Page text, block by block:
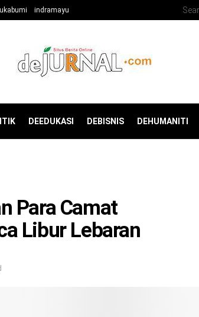
indramayu
DEEDUKASI DEBISNIS DEHUMANITI
Para Camat
Libur Lebaran